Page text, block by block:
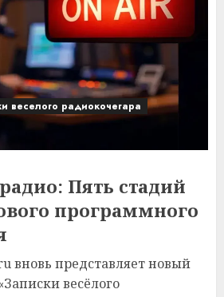
веселого радиокочегара
Пять стадий
программного
вновь представляет новый
весёлого